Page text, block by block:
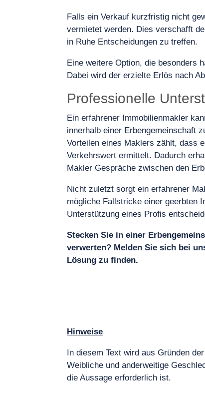
Falls ein Verkauf kurzfristig nicht
vermietet werden. Dies verschafft
in Ruhe Entscheidungen zu treffen.
Eine weitere Option, die besonders
Dabei wird der erzielte Erlös nach
Professionelle
Ein erfahrener Immobilienmakler
innerhalb einer Erbengemeinschaft
Vorteilen eines Maklers zählt, dass
Verkehrswert ermittelt. Dadurch
Makler Gespräche zwischen den
Nicht zuletzt sorgt ein erfahrener
mögliche Fallstricke einer geerbten
Unterstützung eines Profis
Stecken Sie in einer
verwerten? Melden Sie sich bei
Lösung zu finden.
Hinweise
In diesem Text wird aus Gründen
Weibliche und anderweitige
die Aussage erforderlich ist.